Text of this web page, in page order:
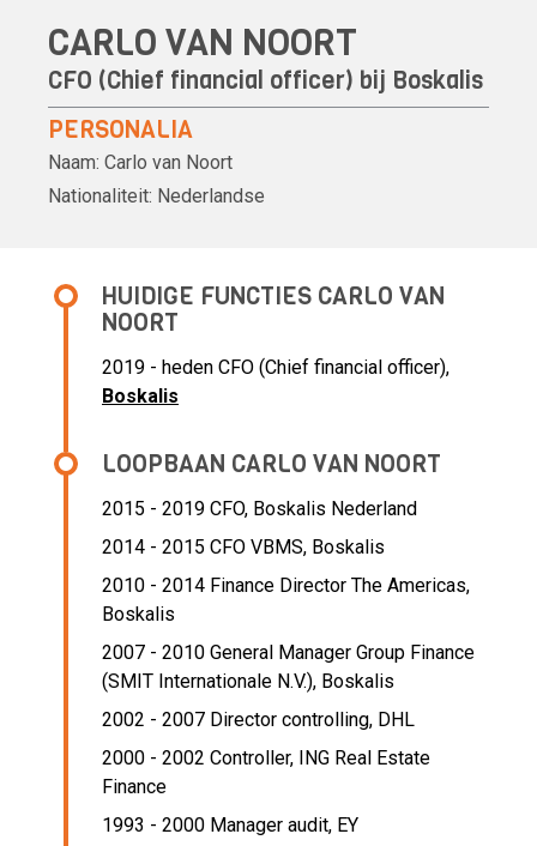
CARLO VAN NOORT
CFO (Chief financial officer) bij Boskalis
PERSONALIA
Naam: Carlo van Noort
Nationaliteit: Nederlandse
HUIDIGE FUNCTIES CARLO VAN
NOORT
2019 - heden CFO (Chief financial officer),
Boskalis
LOOPBAAN CARLO VAN NOORT
2015 - 2019 CFO, Boskalis Nederland
2014 - 2015 CFO VBMS, Boskalis
2010 - 2014 Finance Director The Americas,
Boskalis
2007 - 2010 General Manager Group Finance
(SMIT Internationale N.V.), Boskalis
2002 - 2007 Director controlling, DHL
2000 - 2002 Controller, ING Real Estate
Finance
1993 - 2000 Manager audit, EY